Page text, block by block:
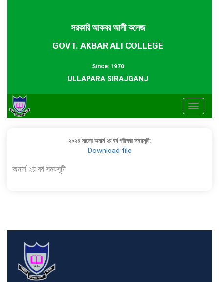
সরকারি আকবর আলী কলেজ
GOVT. AKBAR ALI COLLEGE
Since: 1970
ULLAPARA SIRAJGANJ
Toggle
২০২৪ সালের অনার্স ২য় বর্ষ পরীক্ষার সময়সূচী:
Download file
অনার্স ২য় বর্ষ সময়সূচী